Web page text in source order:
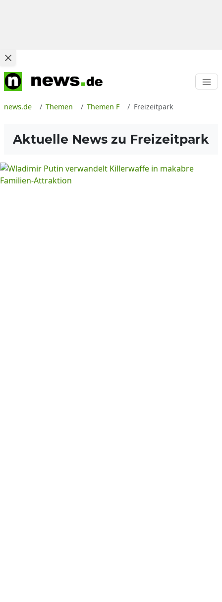
news.de Themen Themen F Freizeitpark
Aktuelle News zu Freizeitpark